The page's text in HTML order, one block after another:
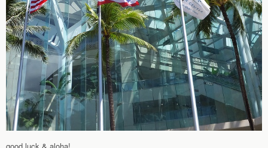
good luck & aloha!